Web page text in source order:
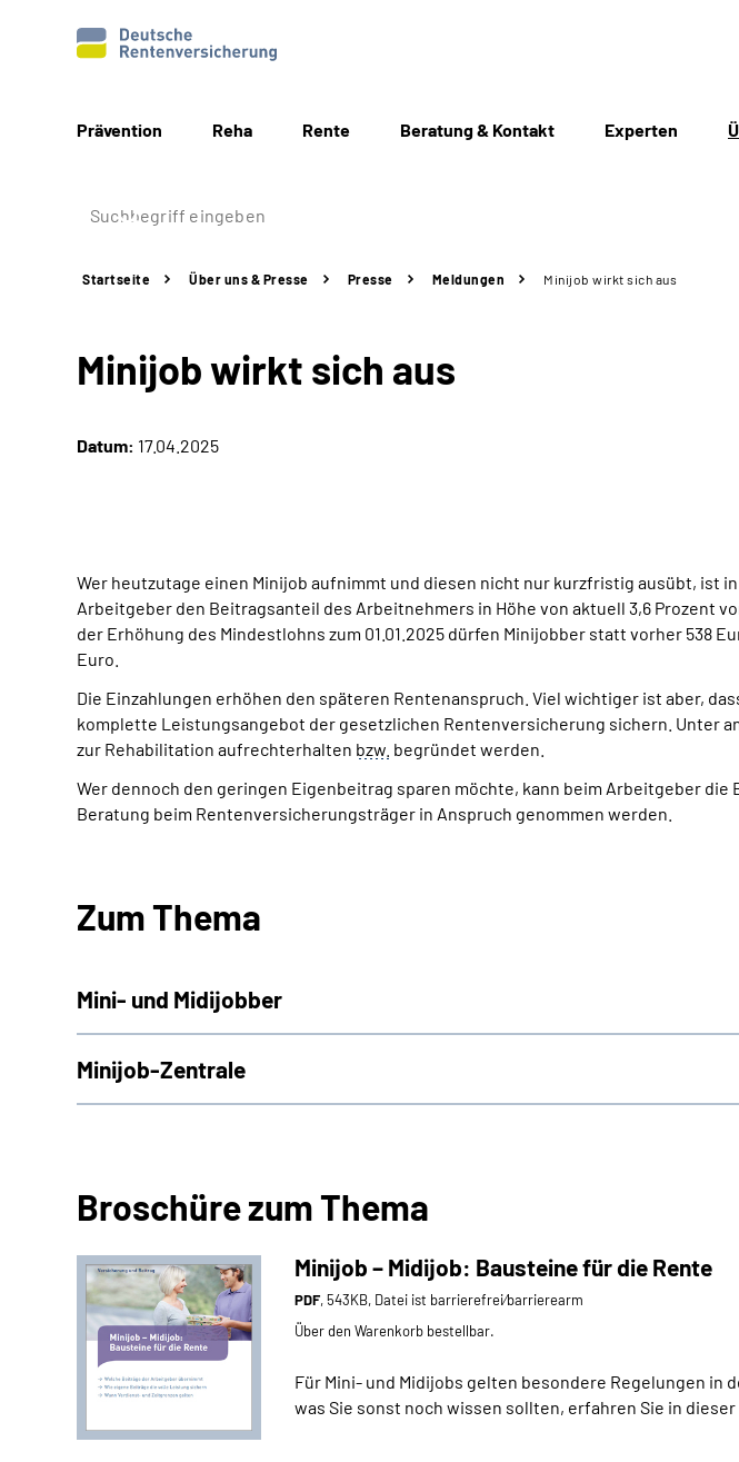
Prävention Reha Rente Beratung & Kontakt Experten
Startseite Über uns & Presse Presse Meldungen Minijob wirkt sich aus
Minijob wirkt sich aus
Datum: 17.04.2025
Wer heutzutage einen Minijob aufnimmt und diesen nicht nur kurzfristig ausübt, ist
Arbeitgeber den Beitragsanteil des Arbeitnehmers in Höhe von aktuell 3,6 Prozent
der Erhöhung des Mindestlohns zum 01.01.2025 dürfen Minijobber statt vorher 538
Euro.
Die Einzahlungen erhöhen den späteren Rentenanspruch. Viel wichtiger ist aber,
komplette Leistungsangebot der gesetzlichen Rentenversicherung sichern. Unter
zur Rehabilitation aufrechterhalten bzw. begründet werden.
Wer dennoch den geringen Eigenbeitrag sparen möchte, kann beim Arbeitgeber
Beratung beim Rentenversicherungsträger in Anspruch genommen werden.
Zum Thema
Mini- und Midijobber
Minijob-Zentrale
Broschüre zum Thema
Minijob – Midijob: Bausteine für die Rente
PDF, 543KB, Datei ist barrierefrei⁄barrierearm
Über den Warenkorb bestellbar.
Für Mini- und Midijobs gelten besondere Regelungen
was Sie sonst noch wissen sollten, erfahren Sie in dieser